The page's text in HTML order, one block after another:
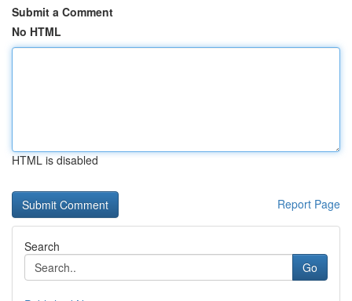
Submit a Comment
No HTML
HTML is disabled
Report Page
Search
Go